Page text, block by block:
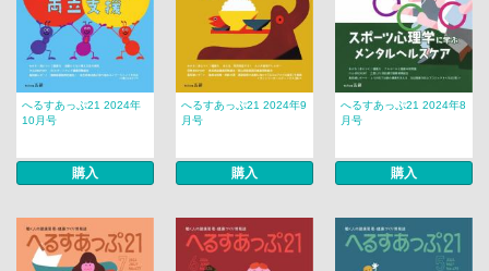
へるすあっぷ21 2024年
10月号
購入
へるすあっぷ21 2024年9
月号
購入
へるすあっぷ21 2024年8
月号
購入